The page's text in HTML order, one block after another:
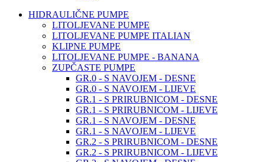
HIDRAULIČNE PUMPE
LITOLJEVANE PUMPE
LITOLJEVANE PUMPE ITALIAN
KLIPNE PUMPE
LITOLJEVANE PUMPE - BANANA
ZUPČASTE PUMPE
GR.0 - S NAVOJEM - DESNE
GR.0 - S NAVOJEM - LIJEVE
GR.1 - S PRIRUBNICOM - DESNE
GR.1 - S PRIRUBNICOM - LIJEVE
GR.1 - S NAVOJEM - DESNE
GR.1 - S NAVOJEM - LIJEVE
GR.2 - S PRIRUBNICOM - DESNE
GR.2 - S PRIRUBNICOM - LIJEVE